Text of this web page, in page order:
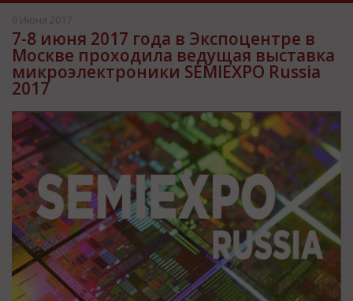
9 Июня 2017
7-8 июня 2017 года в Экспоцентре в
Москве проходила ведущая выставка
микроэлектроники SEMIEXPO Russia
2017